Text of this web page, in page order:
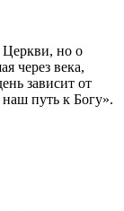
Церкви, но о
через века,
зависит от
путь к Богу».